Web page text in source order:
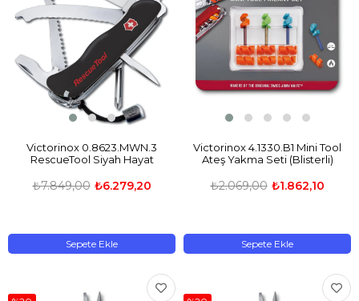
​Victorinox 0.8623.MWN.3
RescueTool Siyah Hayat
₺6.279,20
₺7.849,00
Sepete Ekle
​Victorinox 4.1330.B1 Mini Tool
Ateş Yakma Seti (Blisterli)
₺1.862,10
₺2.069,00
Sepete Ekle